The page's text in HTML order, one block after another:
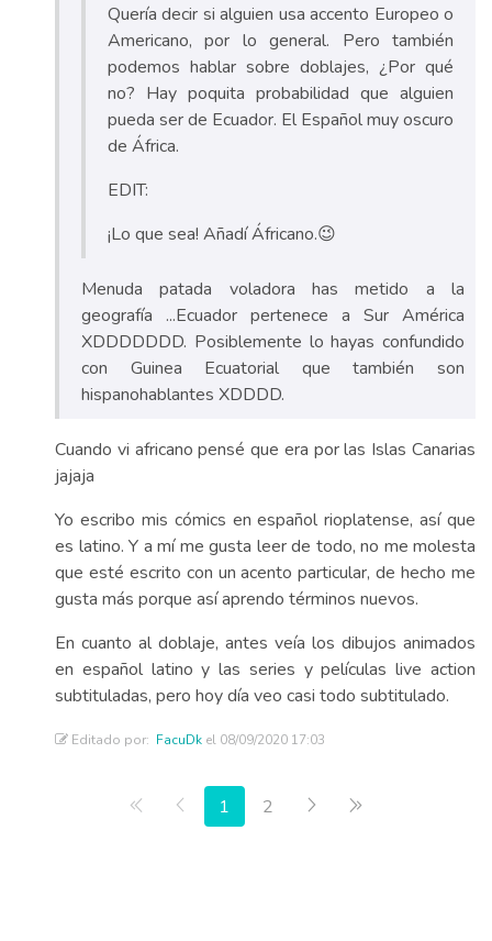
Quería decir si alguien usa accento Europeo o
Americano, por lo general. Pero también
podemos hablar sobre doblajes, ¿Por qué
no? Hay poquita probabilidad que alguien
pueda ser de Ecuador. El Español muy oscuro
de África.
EDIT:
¡Lo que sea! Añadí Áfricano.😉
Menuda patada voladora has metido a la
geografía ...Ecuador pertenece a Sur América
XDDDDDDD. Posiblemente lo hayas confundido
con Guinea Ecuatorial que también son
hispanohablantes XDDDD.
Cuando vi africano pensé que era por las Islas Canarias
jajaja
Yo escribo mis cómics en español rioplatense, así que
es latino. Y a mí me gusta leer de todo, no me molesta
que esté escrito con un acento particular, de hecho me
gusta más porque así aprendo términos nuevos.
En cuanto al doblaje, antes veía los dibujos animados
en español latino y las series y películas live action
subtituladas, pero hoy día veo casi todo subtitulado.
Editado por: FacuDk el 08/09/2020 17:03
Primera página
Anterior
1 2 Siguiente